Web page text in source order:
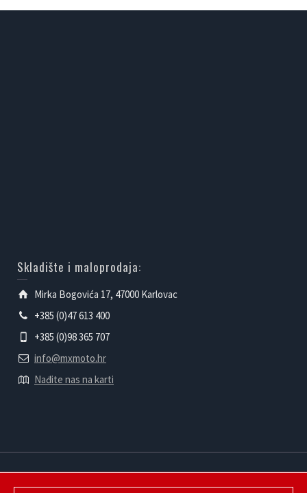
Skladište i maloprodaja:
Mirka Bogovića 17, 47000 Karlovac
+385 (0)47 613 400
+385 (0)98 365 707
info@mxmoto.hr
Nađite nas na karti
Powered by mXmoto d.o.o.